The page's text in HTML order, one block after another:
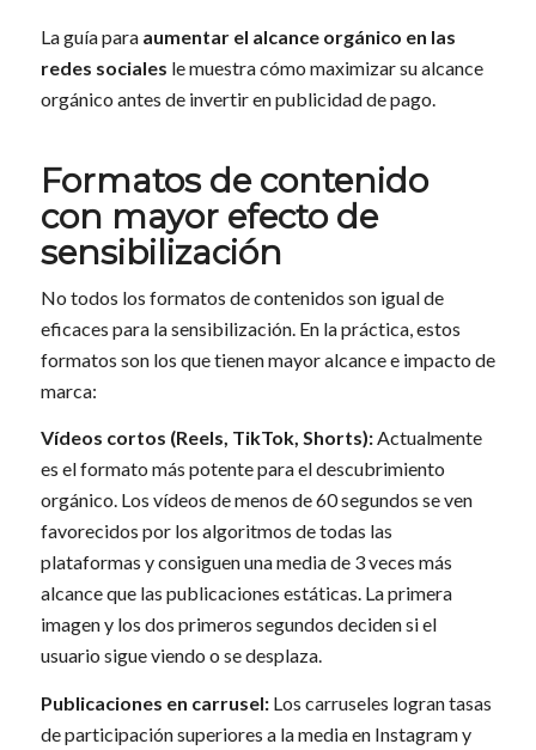
La guía para aumentar el alcance orgánico en las
redes sociales le muestra cómo maximizar su alcance
orgánico antes de invertir en publicidad de pago.
Formatos de contenido
con mayor efecto de
sensibilización
No todos los formatos de contenidos son igual de
eficaces para la sensibilización. En la práctica, estos
formatos son los que tienen mayor alcance e impacto de
marca:
Vídeos cortos (Reels, TikTok, Shorts):Actualmente
es el formato más potente para el descubrimiento
orgánico. Los vídeos de menos de 60 segundos se ven
favorecidos por los algoritmos de todas las
plataformas y consiguen una media de 3 veces más
alcance que las publicaciones estáticas. La primera
imagen y los dos primeros segundos deciden si el
usuario sigue viendo o se desplaza.
Publicaciones en carrusel:Los carruseles logran tasas
de participación superiores a la media en Instagram y